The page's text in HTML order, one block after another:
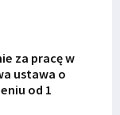
za pracę w
ustawa o
od 1